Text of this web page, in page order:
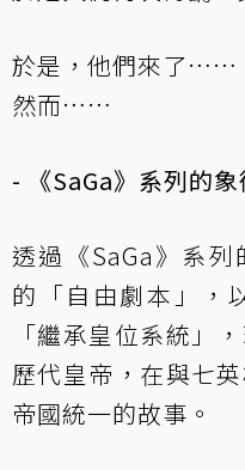
於是，他們來了……
然而……
- 《SaGa》系列的象
透過《SaGa》系
的「自由劇本」，
「繼承皇位系統」
歷代皇帝，在與七
帝國統一的故事。